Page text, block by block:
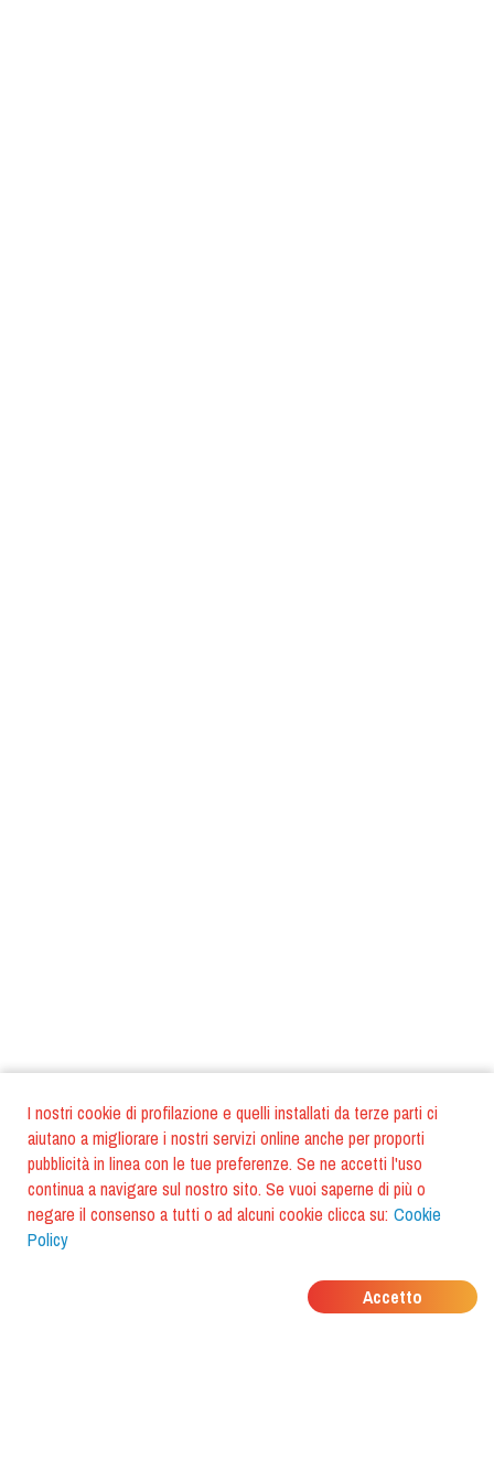
I nostri cookie di profilazione e quelli installati da terze parti ci
aiutano a migliorare i nostri servizi online anche per proporti
pubblicità in linea con le tue preferenze. Se ne accetti l'uso
continua a navigare sul nostro sito. Se vuoi saperne di più o
negare il consenso a tutti o ad alcuni cookie clicca su: Cookie
Policy
Accetto
DOVE MANGIANO I
TUOI AMICI?